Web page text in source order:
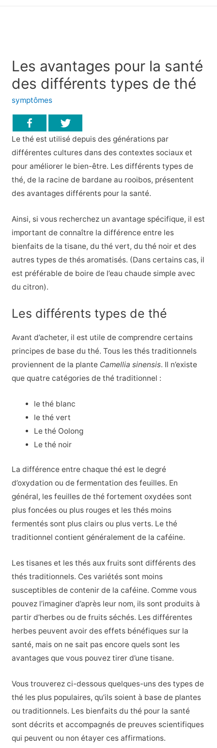
Les avantages pour la santé
des différents types de thé
symptômes
Le thé est utilisé depuis des générations par
différentes cultures dans des contextes sociaux et
pour améliorer le bien-être. Les différents types de
thé, de la racine de bardane au rooibos, présentent
des avantages différents pour la santé.
Ainsi, si vous recherchez un avantage spécifique, il est
important de connaître la différence entre les
bienfaits de la tisane, du thé vert, du thé noir et des
autres types de thés aromatisés. (Dans certains cas, il
est préférable de boire de l’eau chaude simple avec
du citron).
Les différents types de thé
Avant d’acheter, il est utile de comprendre certains
principes de base du thé. Tous les thés traditionnels
proviennent de la plante Camellia sinensis. Il n’existe
que quatre catégories de thé traditionnel :
le thé blanc
le thé vert
Le thé Oolong
Le thé noir
La différence entre chaque thé est le degré
d’oxydation ou de fermentation des feuilles. En
général, les feuilles de thé fortement oxydées sont
plus foncées ou plus rouges et les thés moins
fermentés sont plus clairs ou plus verts. Le thé
traditionnel contient généralement de la caféine.
Les tisanes et les thés aux fruits sont différents des
thés traditionnels. Ces variétés sont moins
susceptibles de contenir de la caféine. Comme vous
pouvez l’imaginer d’après leur nom, ils sont produits à
partir d’herbes ou de fruits séchés. Les différentes
herbes peuvent avoir des effets bénéfiques sur la
santé, mais on ne sait pas encore quels sont les
avantages que vous pouvez tirer d’une tisane.
Vous trouverez ci-dessous quelques-uns des types de
thé les plus populaires, qu’ils soient à base de plantes
ou traditionnels. Les bienfaits du thé pour la santé
sont décrits et accompagnés de preuves scientifiques
qui peuvent ou non étayer ces affirmations.